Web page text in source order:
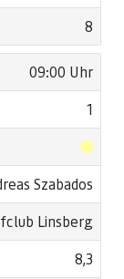
8
09:00 Uhr
1
Szabados
Linsberg
8,3